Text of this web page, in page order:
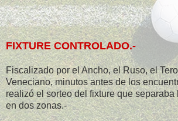
FIXTURE CONTROLADO.-
Fiscalizado por el Ancho, el Ruso, el
Veneciano, minutos antes de los
realizó el sorteo del fixture que
en dos zonas.-